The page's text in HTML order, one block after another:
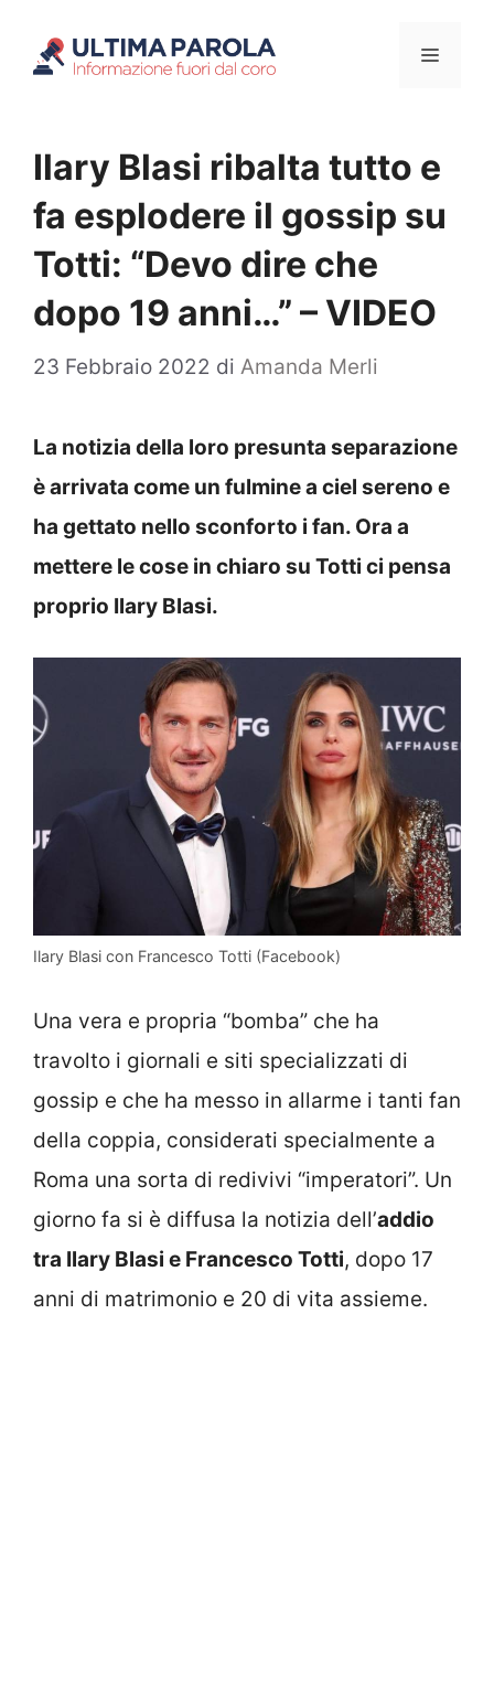
Menu
Ilary Blasi ribalta tutto e
fa esplodere il gossip su
Totti: “Devo dire che
dopo 19 anni…” – VIDEO
23 Febbraio 2022 di Amanda Merli
La notizia della loro presunta separazione
è arrivata come un fulmine a ciel sereno e
ha gettato nello sconforto i fan. Ora a
mettere le cose in chiaro su Totti ci pensa
proprio Ilary Blasi.
Ilary Blasi con Francesco Totti (Facebook)
Una vera e propria “bomba” che ha
travolto i giornali e siti specializzati di
gossip e che ha messo in allarme i tanti fan
della coppia, considerati specialmente a
Roma una sorta di redivivi “imperatori”. Un
giorno fa si è diffusa la notizia dell’addio
tra Ilary Blasi e Francesco Totti, dopo 17
anni di matrimonio e 20 di vita assieme.